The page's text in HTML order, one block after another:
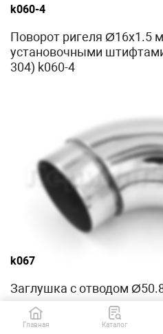
k060-4
Поворот ригеля Ø16х1.5
установочными
304) k060-4
k067
Заглушка с отводом
Главная Каталог